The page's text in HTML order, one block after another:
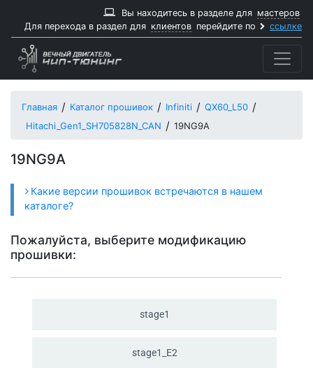
Вы находитесь в разделе для мастеров
Для перехода в раздел для клиентов перейдите по ссылке
Главная Каталог прошивок Infiniti
QX60_L50
Hitachi_Gen1_SH705828N_CAN
19NG9A
19NG9A
Какие версии прошивок встречаются в нашем
каталоге?
Пожалуйста, выберите модификацию
прошивки:
stage1
stage1_ E2